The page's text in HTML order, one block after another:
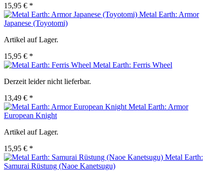
15,95 € *
Metal Earth: Armor
Japanese (Toyotomi)
Artikel auf Lager.
15,95 € *
Metal Earth: Ferris Wheel
Derzeit leider nicht lieferbar.
13,49 € *
Metal Earth: Armor
European Knight
Artikel auf Lager.
15,95 € *
Metal Earth:
Samurai Rüstung (Naoe Kanetsugu)